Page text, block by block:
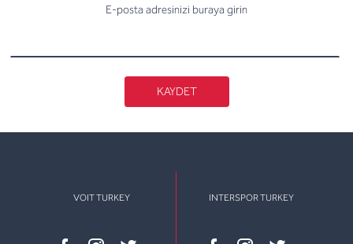
E-posta adresinizi buraya girin
KAYDET
VOIT TURKEY INTERSPOR TURKEY